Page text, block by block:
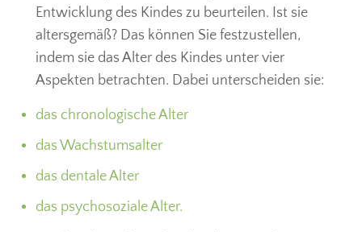
Entwicklung des Kindes zu beurteilen. Ist sie
altersgemäß? Das können Sie festzustellen,
indem sie das Alter des Kindes unter vier
Aspekten betrachten. Dabei unterscheiden sie:
das chronologische Alter
das Wachstumsalter
das dentale Alter
das psychosoziale Alter.